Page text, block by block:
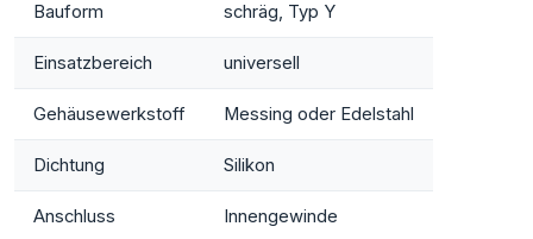
Bauform schräg, Typ Y
Einsatzbereich universell
Gehäusewerkstoff Messing oder Edelstahl
Dichtung Silikon
Anschluss Innengewinde